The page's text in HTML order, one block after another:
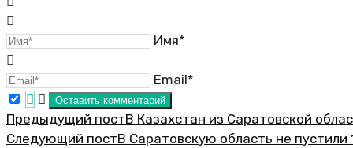
Имя*
Email*
Предыдущий постВ Казахстан из Саратовской
Следующий постВ Саратовскую область не пустили